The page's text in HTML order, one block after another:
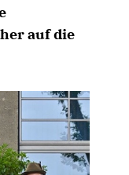
auf die